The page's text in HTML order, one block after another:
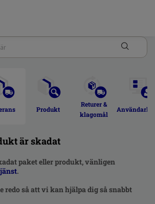
Produkt
Returer &
klagomål
är skadat
paket eller produkt, vänligen
.
redo så att vi kan hjälpa dig så snabbt